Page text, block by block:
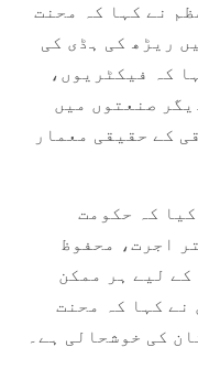
نے کہا کہ محنت
ریڑھ کی ہڈی کی
کہ فیکٹریوں،
صنعتوں میں
کے حقیقی معمار
کہ حکومت
اجرت، محفوظ
کے لیے ہر ممکن
نے کہا کہ محنت
کی خوشحالی ہے۔